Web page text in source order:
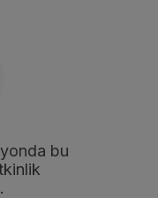
bu